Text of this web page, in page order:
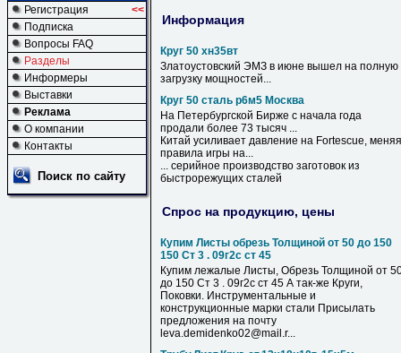
Регистрация
<<
Подписка
Вопросы FAQ
Разделы
Информеры
Выставки
Реклама
О компании
Контакты
Поиск по сайту
Информация
Круг 50 хн35вт
Златоустовский ЭМЗ в июне вышел на полную
загрузку мощностей...
Круг 50 сталь р6м5 Москва
На Петербургской Бирже с начала года
продали более 73 тысяч ...
Китай усиливает давление на Fortescue, меняя
правила игры на...
... серийное производство заготовок из
быстрорежущих сталей
Спрос на продукцию, цены
Купим Листы обрезь Толщиной от 50 до 150
150 Ст 3 . 09г2с ст 45
Купим лежалые Листы, Обрезь Толщиной от
до 150 Ст 3 . 09г2с ст 45 А так-же Круги,
Поковки. Инструментальные и
конструкционные марки стали Присылать
предложения на почту
leva.demidenko02@mail.r...